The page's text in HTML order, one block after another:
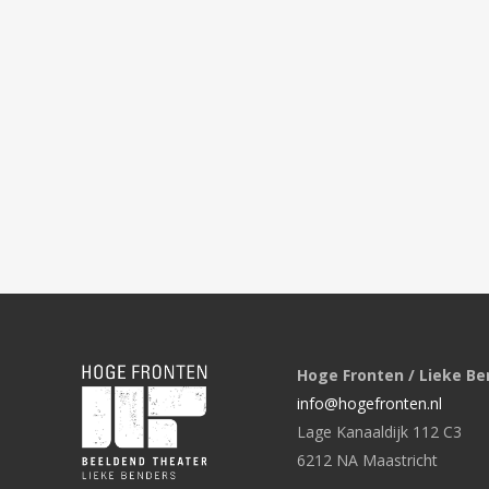
Hoge Fronten / Lieke
info@hogefronten.nl
Lage Kanaaldijk 112 C3
6212 NA Maastricht